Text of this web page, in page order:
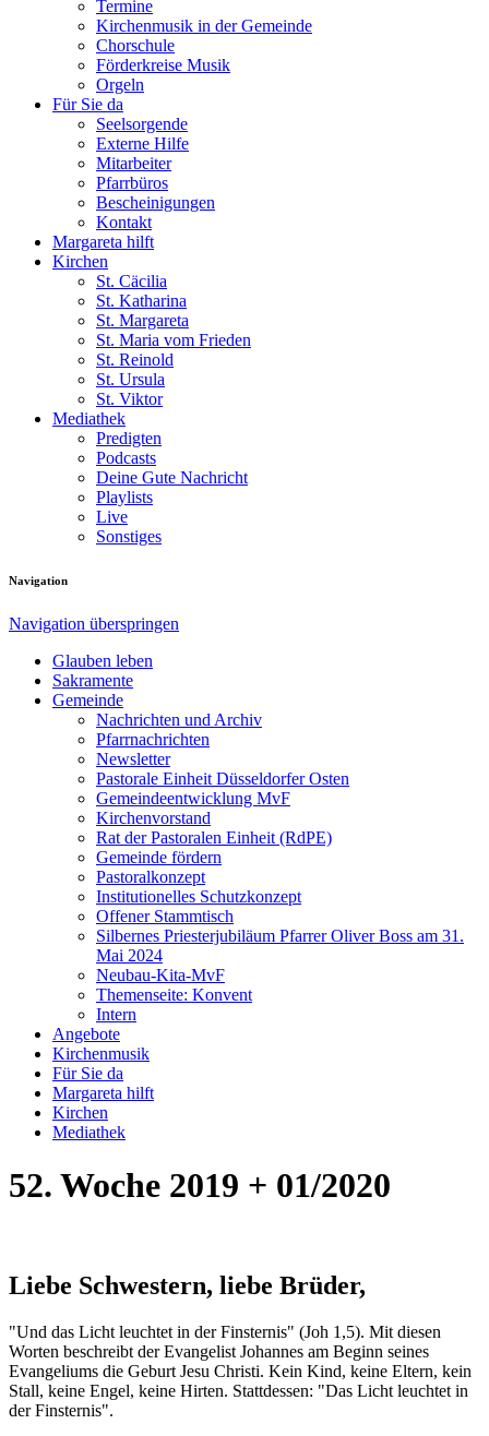
Termine
Kirchenmusik in der Gemeinde
Chorschule
Förderkreise Musik
Orgeln
Für Sie da
Seelsorgende
Externe Hilfe
Mitarbeiter
Pfarrbüros
Bescheinigungen
Kontakt
Margareta hilft
Kirchen
St. Cäcilia
St. Katharina
St. Margareta
St. Maria vom Frieden
St. Reinold
St. Ursula
St. Viktor
Mediathek
Predigten
Podcasts
Deine Gute Nachricht
Playlists
Live
Sonstiges
Navigation
Navigation überspringen
Glauben leben
Sakramente
Gemeinde
Nachrichten und Archiv
Pfarrnachrichten
Newsletter
Pastorale Einheit Düsseldorfer Osten
Gemeindeentwicklung MvF
Kirchenvorstand
Rat der Pastoralen Einheit (RdPE)
Gemeinde fördern
Pastoralkonzept
Institutionelles Schutzkonzept
Offener Stammtisch
Silbernes Priesterjubiläum Pfarrer Oliver Boss am 31.
Mai 2024
Neubau-Kita-MvF
Themenseite: Konvent
Intern
Angebote
Kirchenmusik
Für Sie da
Margareta hilft
Kirchen
Mediathek
52. Woche 2019 + 01/2020
Liebe Schwestern, liebe Brüder,
"Und das Licht leuchtet in der Finsternis" (Joh 1,5). Mit diesen
Worten beschreibt der Evangelist Johannes am Beginn seines
Evangeliums die Geburt Jesu Christi. Kein Kind, keine Eltern, kein
Stall, keine Engel, keine Hirten. Stattdessen: "Das Licht leuchtet in
der Finsternis".